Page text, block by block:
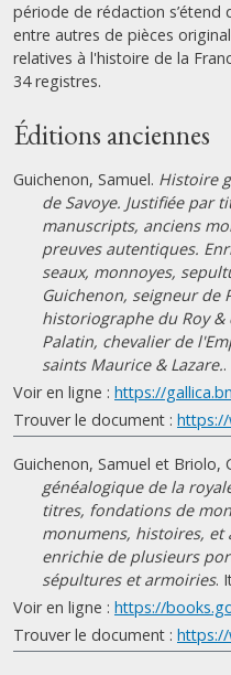
période de rédaction s’étend
entre autres de pièces
relatives à l'histoire de la
34 registres.
Éditions anciennes
Guichenon, Samuel. Histoire
de Savoye. Justifiée par
manuscripts, anciens
preuves autentiques.
seaux, monnoyes,
Guichenon, seigneur de
historiographe du Roy &
Palatin, chevalier de
saints Maurice & Lazare.
Voir en ligne : https://
Trouver le document : https://
Guichenon, Samuel et Briolo,
généalogique de la
titres, fondations de
monumens, histoires, et
enrichie de plusieurs
sépultures et armoiries.
Voir en ligne : https://
Trouver le document : https://